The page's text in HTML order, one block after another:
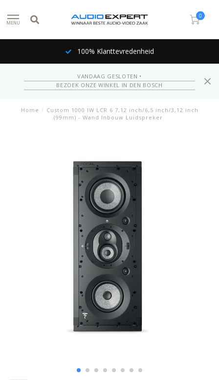
MENU
0
100% Klanttevredenheid
VANDAAG GESLOTEN •
BEZOEK ONZE WINKEL IN DEN BOSCH
Home / Custom 1000 IW LCR 6 7,12 inch/6,5 inch/3,12 inch
(99mm) - Wand Inbouw Luidspreker